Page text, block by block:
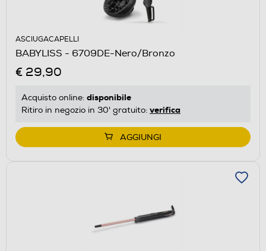
ASCIUGACAPELLI
BABYLISS - 6709DE-Nero/Bronzo
€ 29,90
Acquisto online: disponibile
Ritiro in negozio in 30' gratuito: verifica
AGGIUNGI